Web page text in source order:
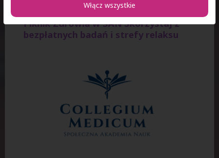
Piknik Zdrowia w SAN Skorzystaj z
bezpłatnych badań i strefy relaksu
Włącz wszystkie